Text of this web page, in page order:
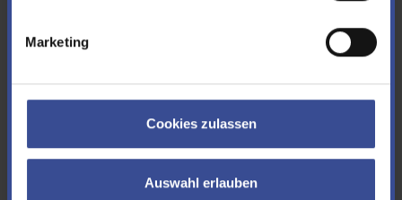
Marketing
Cookies zulassen
Auswahl erlauben